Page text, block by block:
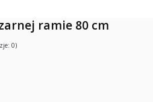
ramie 80 cm
0)